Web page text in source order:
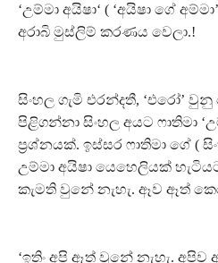
‘උම්මා අයිෂා‘ ( ‘අයිෂා ගේ
අරාබි මුස්ලිම් කරණය වෙලා.!
සිංහල ගැමි එරන්දතී, ‘එරෝ’
පිළිගන්නා සිංහල අයට ෆාතිමා
ප‍්‍රශ්නයක්. ඉස්සර ෆාතිමා ගේ (
උම්මා අයිෂා යෙහෙලියක්
කැමති වුනේ නැහැ. ඈව ඈත්
‘ඉතිං අපි ඈත් වුනේ නැහැ.